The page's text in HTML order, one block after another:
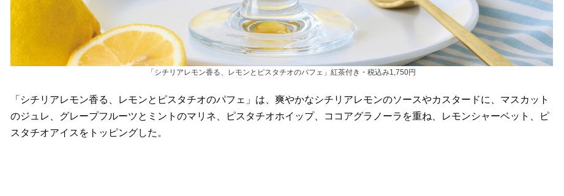
「シチリアレモン香る、レモンとピスタチオのパフェ」紅茶付き・税込み1,750円
「シチリアレモン香る、レモンとピスタチオのパフェ」は、爽やかなシチリアレモンのソースやカスタードに、マスカット
のジュレ、グレープフルーツとミントのマリネ、ピスタチオホイップ、ココアグラノーラを重ね、レモンシャーベット、ピ
スタチオアイスをトッピングした。